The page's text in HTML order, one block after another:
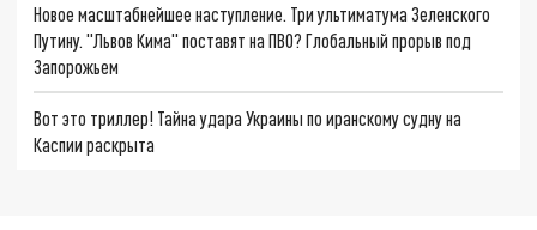
Новое масштабнейшее наступление. Три ультиматума Зеленского
Путину. "Львов Кима" поставят на ПВО? Глобальный прорыв под
Запорожьем
Вот это триллер! Тайна удара Украины по иранскому судну на
Каспии раскрыта